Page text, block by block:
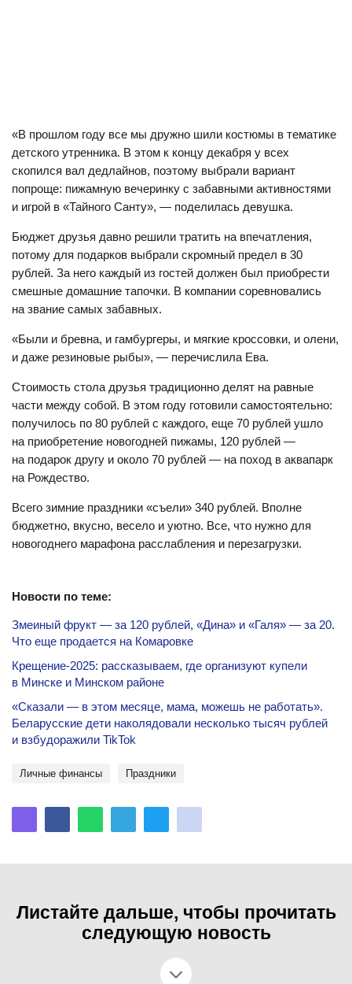
«В прошлом году все мы дружно шили костюмы в тематике
детского утренника. В этом к концу декабря у всех
скопился вал дедлайнов, поэтому выбрали вариант
попроще: пижамную вечеринку с забавными активностями
и игрой в «Тайного Санту», — поделилась девушка.
Бюджет друзья давно решили тратить на впечатления,
потому для подарков выбрали скромный предел в 30
рублей. За него каждый из гостей должен был приобрести
смешные домашние тапочки. В компании соревновались
на звание самых забавных.
«Были и бревна, и гамбургеры, и мягкие кроссовки, и олени,
и даже резиновые рыбы», — перечислила Ева.
Стоимость стола друзья традиционно делят на равные
части между собой. В этом году готовили самостоятельно:
получилось по 80 рублей с каждого, еще 70 рублей ушло
на приобретение новогодней пижамы, 120 рублей —
на подарок другу и около 70 рублей — на поход в аквапарк
на Рождество.
Всего зимние праздники «съели» 340 рублей. Вполне
бюджетно, вкусно, весело и уютно. Все, что нужно для
новогоднего марафона расслабления и перезагрузки.
Новости по теме:
Змеиный фрукт — за 120 рублей, «Дина» и «Галя» — за 20.
Что еще продается на Комаровке
Крещение-2025: рассказываем, где организуют купели
в Минске и Минском районе
«Сказали — в этом месяце, мама, можешь не работать».
Беларусские дети наколядовали несколько тысяч рублей
и взбудоражили TikTok
личные финансы Праздники
Листайте дальше, чтобы прочитать
следующую новость